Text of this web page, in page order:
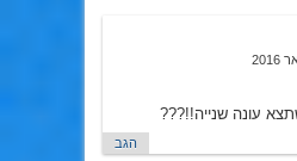
עונה שנייה!!???
הגב